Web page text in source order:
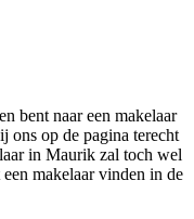
bent naar een makelaar
ons op de pagina terecht
in Maurik zal toch wel
makelaar vinden in de